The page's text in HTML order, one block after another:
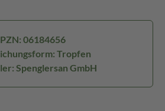
PZN: 06184656
Tropfen
Spenglersan GmbH